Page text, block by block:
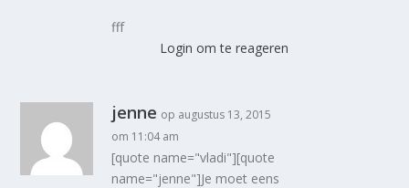
fff
Login om te reageren
jenne op augustus 13, 2015
om 11:04 am
[quote name="vladi"][quote
name="jenne"]Je moet eens